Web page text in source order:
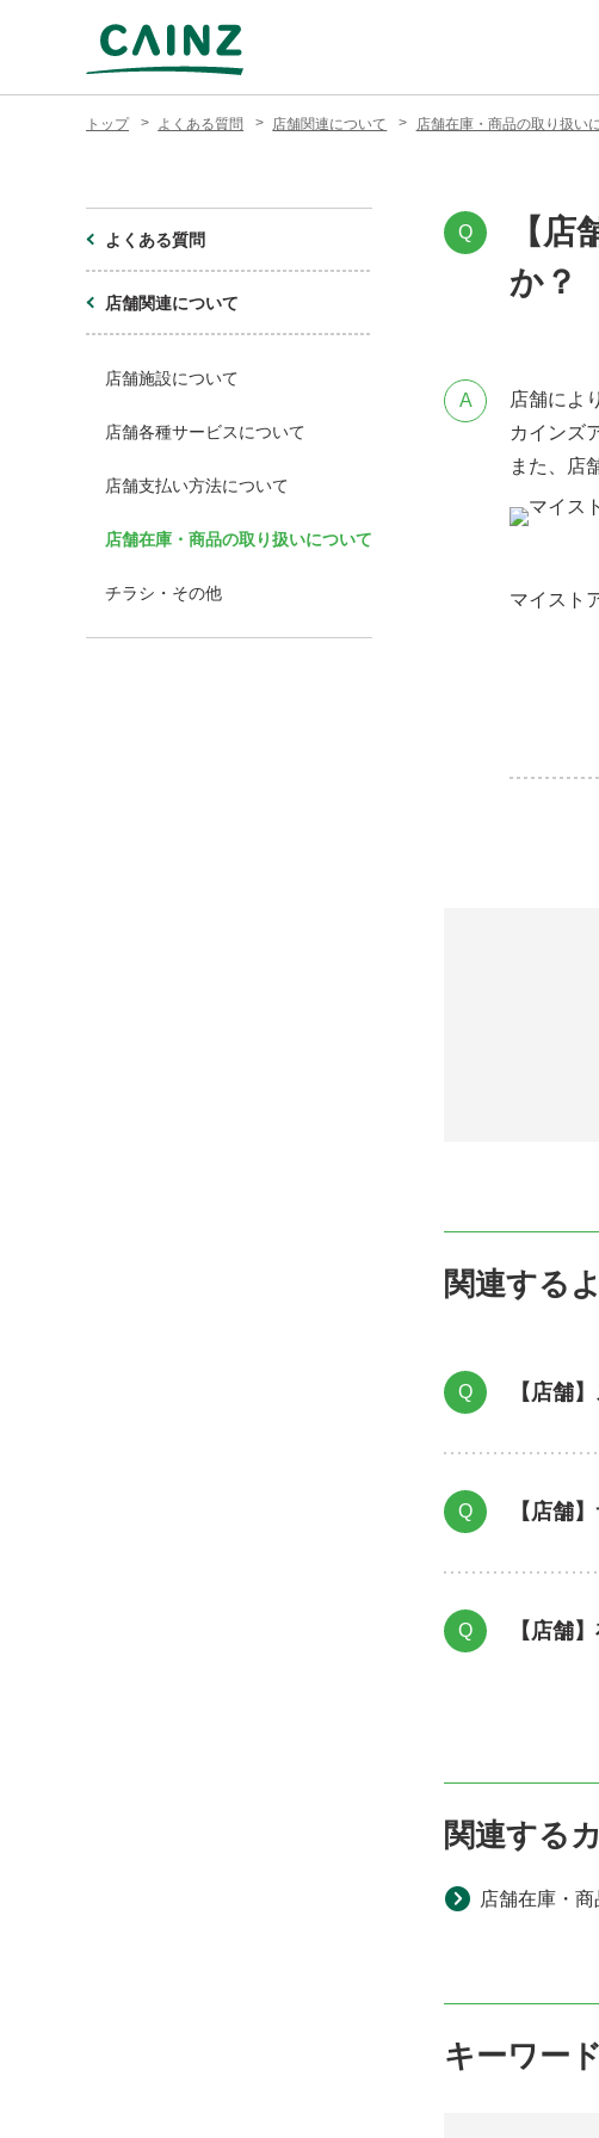
トップ よくある質問 店舗関連について 店舗在庫・商品の取り扱い
Q
【
か？
A 店舗によ
カインズ
また、店
マイスト
関連する
Q 【店舗
Q 【店舗
Q 【店舗
関連する
店舗在庫・
キーワー
よくある質問
店舗関連について
店舗施設について
店舗各種サービスについて
店舗支払い方法について
店舗在庫・商品の取り扱いについて
チラシ・その他